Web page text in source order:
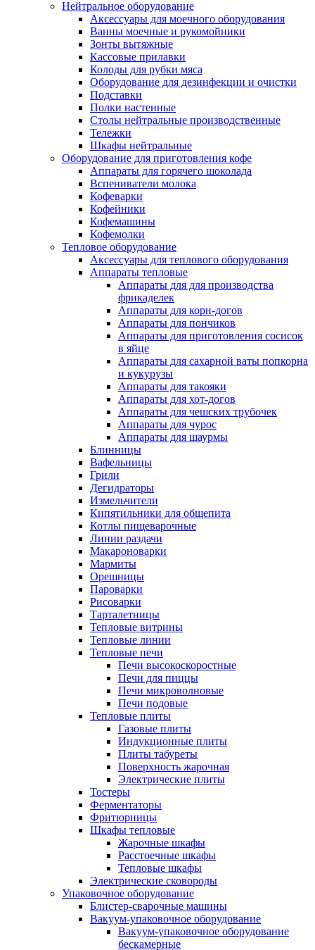
Нейтральное оборудование
Аксессуары для моечного оборудования
Ванны моечные и рукомойники
Зонты вытяжные
Кассовые прилавки
Колоды для рубки мяса
Оборудование для дезинфекции и очистки
Подставки
Полки настенные
Столы нейтральные производственные
Тележки
Шкафы нейтральные
Оборудование для приготовления кофе
Аппараты для горячего шоколада
Вспениватели молока
Кофеварки
Кофейники
Кофемашины
Кофемолки
Тепловое оборудование
Аксессуары для теплового оборудования
Аппараты тепловые
Аппараты для для производства
фрикаделек
Аппараты для корн-догов
Аппараты для пончиков
Аппараты для приготовления сосисок
в яйце
Аппараты для сахарной ваты попкорна
и кукурузы
Аппараты для такояки
Аппараты для хот-догов
Аппараты для чешских трубочек
Аппараты для чурос
Аппараты для шаурмы
Блинницы
Вафельницы
Грили
Дегидраторы
Измельчители
Кипятильники для общепита
Котлы пищеварочные
Линии раздачи
Макароноварки
Мармиты
Орешницы
Пароварки
Рисоварки
Тарталетницы
Тепловые витрины
Тепловые линии
Тепловые печи
Печи высокоскоростные
Печи для пиццы
Печи микроволновые
Печи подовые
Тепловые плиты
Газовые плиты
Индукционные плиты
Плиты табуреты
Поверхность жарочная
Электрические плиты
Тостеры
Ферментаторы
Фритюрницы
Шкафы тепловые
Жарочные шкафы
Расстоечные шкафы
Тепловые шкафы
Электрические сковороды
Упаковочное оборудование
Блистер-сварочные машины
Вакуум-упаковочное оборудование
Вакуум-упаковочное оборудование
беcкамерные